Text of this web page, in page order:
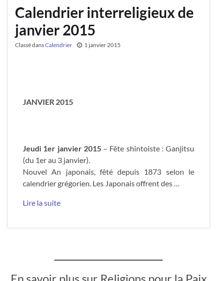
Calendrier interreligieux de
janvier 2015
Classé dansCalendrier 1 janvier 2015
JANVIER 2015
Jeudi 1er janvier 2015– Fête shintoiste : Ganjitsu
(du 1er au 3 janvier).
Nouvel An japonais, fêté depuis 1873 selon le
calendrier grégorien. Les Japonais offrent des …
Lire la suite
En savoir plus sur Religions pour la Paix